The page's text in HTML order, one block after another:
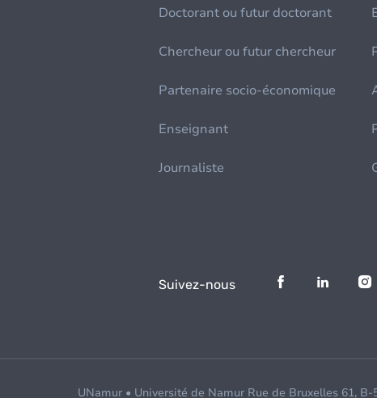
Doctorant ou futur doctorant
Chercheur ou futur chercheur
Partenaire socio-économique
Enseignant
Journaliste
Suivez-nous
UNamur • Université de Namur Rue de Bruxelles 61,